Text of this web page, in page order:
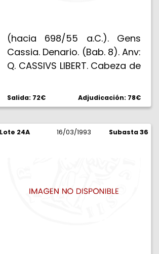
(hacia 698/55 a.C.). Gens
Cassia. Denario. (Bab. 8). Anv:
Q. CASSIVS LIBERT. Cabeza de
el templo circular de Vesta,
entre urna y tableta de voto
inscrita AC. 3,69 g. Punzón en
anverso. Rara. (MBC+).
Salida: 72€ Adjudicación: 78€
Lote 24A 16/03/1993 Subasta 36